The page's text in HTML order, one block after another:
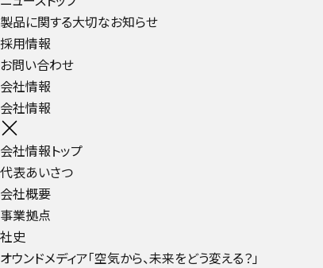
製品に関する大切なお知らせ
採用情報
お問い合わせ
会社情報
会社情報
会社情報トップ
代表あいさつ
会社概要
事業拠点
社史
オウンドメディア「空気から、未来をどう変える？」